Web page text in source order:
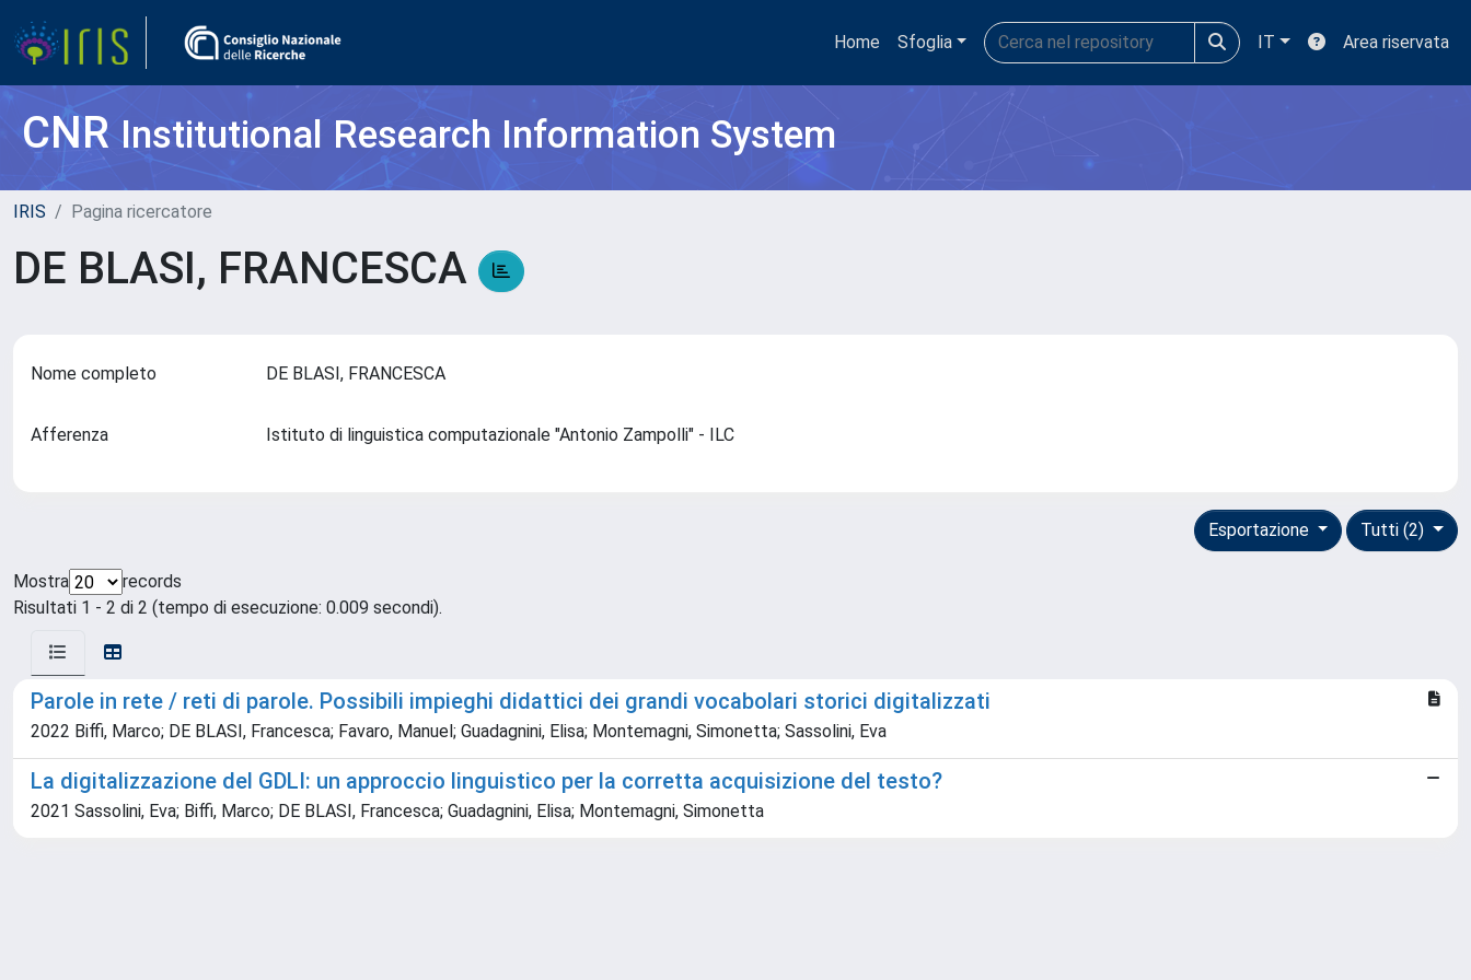
Home Sfoglia IT Area riservata
CNRInstitutional Research Information System
IRIS Pagina ricercatore
DE BLASI, FRANCESCA
Nome completo DE BLASI, FRANCESCA
Afferenza Istituto di linguistica computazionale "Antonio Zampolli" - ILC
Tutti (2)
Esportazione
Mostra
records
Risultati 1 - 2 di 2 (tempo di esecuzione: 0.009 secondi).
Parole in rete / reti di parole. Possibili impieghi didattici dei grandi vocabolari storici digitalizzati
2022 Biffi, Marco; DE BLASI, Francesca; Favaro, Manuel; Guadagnini, Elisa; Montemagni, Simonetta; Sassolini, Eva
La digitalizzazione del GDLI: un approccio linguistico per la corretta acquisizione del testo?
2021 Sassolini, Eva; Biffi, Marco; DE BLASI, Francesca; Guadagnini, Elisa; Montemagni, Simonetta